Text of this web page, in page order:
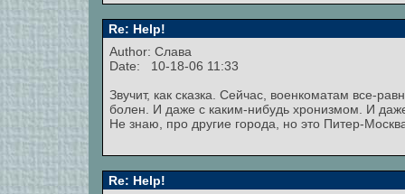
Re: Help!
Author: Слава
Date: 10-18-06 11:33
Звучит, как сказка. Сейчас, военкоматам все-
болен. И даже с каким-нибудь хронизмом. И
Не знаю, про другие города, но это Питер-
Re: Help!